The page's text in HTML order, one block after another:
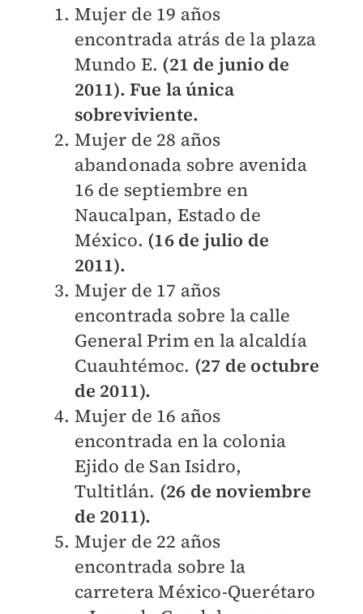
Mujer de 19 años
encontrada atrás de la plaza
Mundo E. (21 de junio de
2011). Fue la única
sobreviviente.
Mujer de 28 años
abandonada sobre avenida
16 de septiembre en
Naucalpan, Estado de
México. (16 de julio de
2011).
Mujer de 17 años
encontrada sobre la calle
General Prim en la alcaldía
Cuauhtémoc. (27 de octubre
de 2011).
Mujer de 16 años
encontrada en la colonia
Ejido de San Isidro,
Tultitlán. (26 de noviembre
de 2011).
Mujer de 22 años
encontrada sobre la
carretera México-Querétaro